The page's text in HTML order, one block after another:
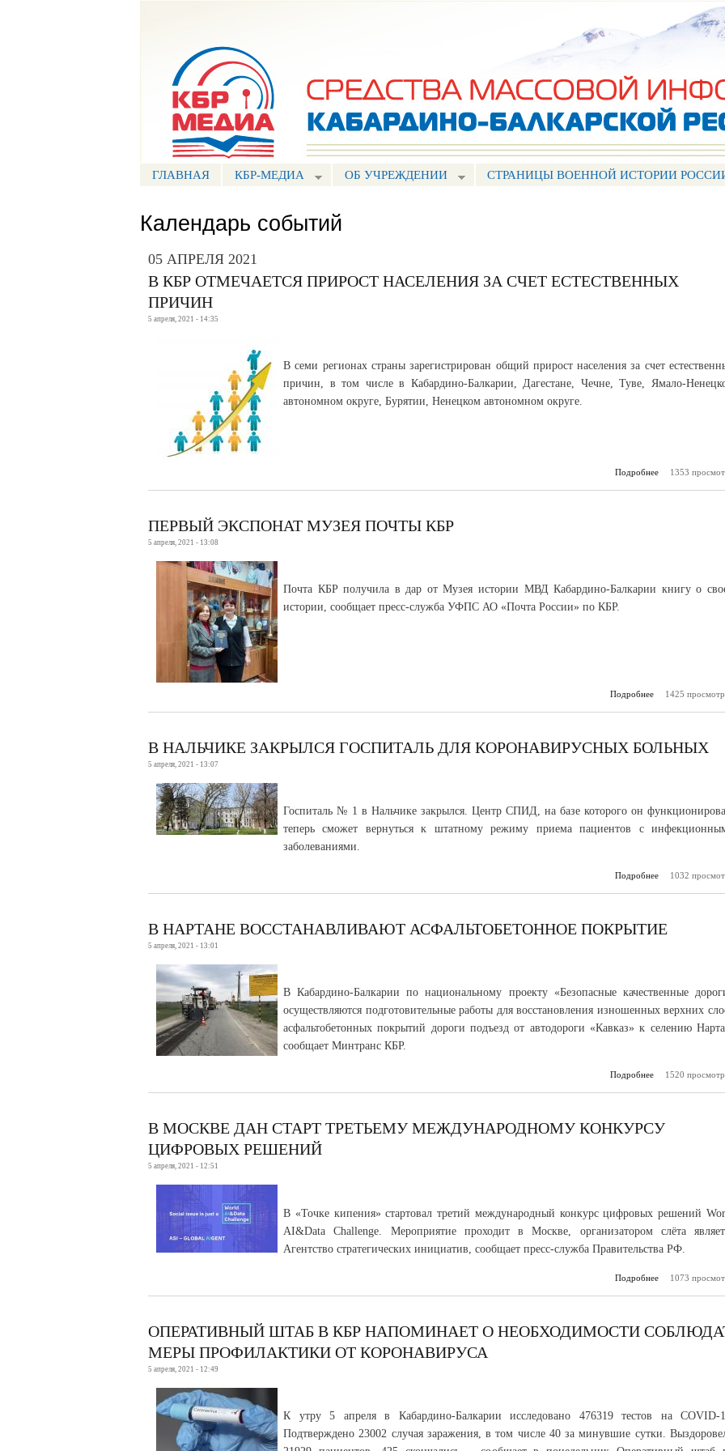
ГЛАВНАЯ КБР-МЕДИА ОБ УЧРЕЖДЕНИИ СТРАНИЦЫ ВОЕННОЙ ИСТОРИИ
Календарь событий
05 АПРЕЛЯ 2021
В КБР ОТМЕЧАЕТСЯ ПРИРОСТ НАСЕЛЕНИЯ ЗА СЧЕТ ЕСТЕСТВЕННЫХ
ПРИЧИН
5 апреля, 2021 - 14:35
В семи регионах страны зарегистрирован общий прирост населения за счет
причин, в том числе в Кабардино-Балкарии, Дагестане, Чечне, Туве, Ямало-
автономном округе, Бурятии, Ненецком автономном округе.
Подробнее
о В КБР
1353
ПЕРВЫЙ ЭКСПОНАТ МУЗЕЯ ПОЧТЫ КБР
5 апреля, 2021 - 13:08
Почта КБР получила в дар от Музея истории МВД Кабардино-Балкарии книгу о
истории, сообщает пресс-служба УФПС АО «Почта России» по КБР.
Подробнее
о Первый
1425
В НАЛЬЧИКЕ ЗАКРЫЛСЯ ГОСПИТАЛЬ ДЛЯ КОРОНАВИРУСНЫХ БОЛЬНЫХ
5 апреля, 2021 - 13:07
Госпиталь № 1 в Нальчике закрылся. Центр СПИД, на базе которого он
теперь сможет вернуться к штатному режиму приема пациентов с
заболеваниями.
Подробнее
о В Нальчике
1032
В НАРТАНЕ ВОССТАНАВЛИВАЮТ АСФАЛЬТОБЕТОННОЕ ПОКРЫТИЕ
5 апреля, 2021 - 13:01
В Кабардино-Балкарии по национальному проекту «Безопасные качественные
осуществляются подготовительные работы для восстановления изношенных верхних
асфальтобетонных покрытий дороги подъезд от автодороги «Кавказ» к селению
сообщает Минтранс КБР.
Подробнее
о В
1520
В МОСКВЕ ДАН СТАРТ ТРЕТЬЕМУ МЕЖДУНАРОДНОМУ КОНКУРСУ
ЦИФРОВЫХ РЕШЕНИЙ
5 апреля, 2021 - 12:51
В «Точке кипения» стартовал третий международный конкурс цифровых решений
AI&Data Challenge. Мероприятие проходит в Москве, организатором слёта
Агентство стратегических инициатив, сообщает пресс-служба Правительства РФ.
Подробнее
о В Москве
1073
ОПЕРАТИВНЫЙ ШТАБ В КБР НАПОМИНАЕТ О НЕОБХОДИМОСТИ
МЕРЫ ПРОФИЛАКТИКИ ОТ КОРОНАВИРУСА
5 апреля, 2021 - 12:49
К утру 5 апреля в Кабардино-Балкарии исследовано 476319 тестов на COVID-
Подтверждено 23002 случая заражения, в том числе 40 за минувшие сутки.